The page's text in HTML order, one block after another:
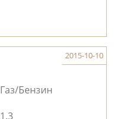
2015-10-10
Газ/Бензин
1.3